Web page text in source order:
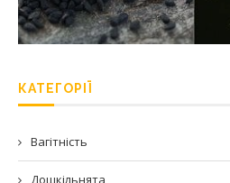
КАТЕГОРІЇ
Вагітність
Дошкільнята